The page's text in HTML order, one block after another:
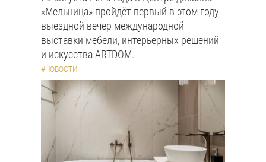
«Мельница» пройдёт первый в этом году
выездной вечер международной
выставки мебели, интерьерных решений
и искусства ARTDOM.
#НОВОСТИ